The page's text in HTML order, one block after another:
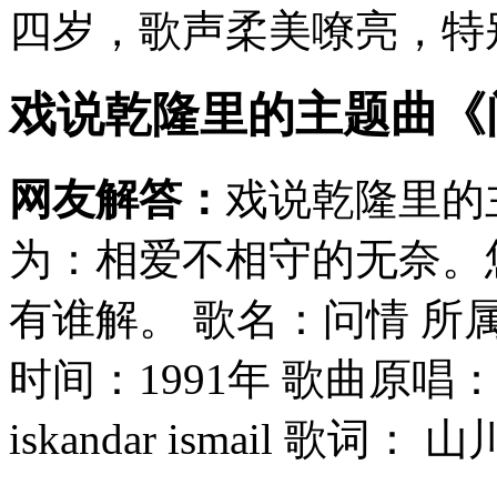
四岁，歌声柔美嘹亮，
戏说乾隆里的主题曲
网友解答： 戏说乾隆里
为：相爱不相守的无奈
有谁解。 歌名：问情 所
时间：1991年 歌曲原唱
iskandar ismail 歌词： 山